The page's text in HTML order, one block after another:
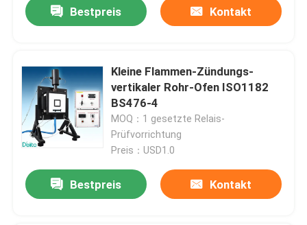
Prüfgeräte für Transformatoren
KabelTestgerät
Batterie-Testgerät
Bestpreis Kontakt
Kleine Flammen-Zündungs-
vertikaler Rohr-Ofen ISO1182
BS476-4
MOQ：1 gesetzte Relais-
Prüfvorrichtung
Preis：USD1.0
Bestpreis Kontakt